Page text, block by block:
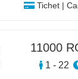
Tichet |
11000
1 - 22